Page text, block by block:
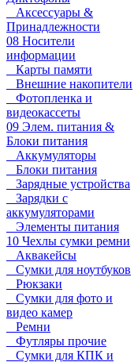
Аксессуары &
Принадлежности
08 Носители
информации
Карты памяти
Внешние накопители
Фотопленка и
видеокассеты
09 Элем. питания &
Блоки питания
Аккумуляторы
Блоки питания
Зарядные устройства
Зарядки с
аккумуляторами
Элементы питания
10 Чехлы сумки ремни
Аквакейсы
Сумки для ноутбуков
Рюкзаки
Сумки для фото и
видео камер
Ремни
Футляры прочие
Сумки для КПК и